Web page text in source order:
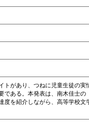
トがあり、つねに児童生徒の実
である。本発表は、南木佳士の
度を紹介しながら、高等学校文